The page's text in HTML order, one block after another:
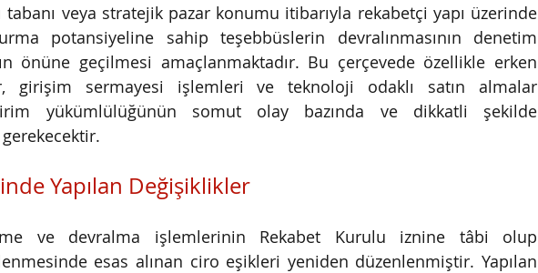
tabanı veya stratejik pazar konumu itibarıyla rekabetçi yapı üzerinde
potansiyeline sahip teşebbüslerin devralınmasının denetim
önüne geçilmesi amaçlanmaktadır. Bu çerçevede özellikle erken
girişim sermayesi işlemleri ve teknoloji odaklı satın almalar
yükümlülüğünün somut olay bazında ve dikkatli şekilde
Yapılan Değişiklikler
ve devralma işlemlerinin Rekabet Kurulu iznine tâbi olup
esas alınan ciro eşikleri yeniden düzenlenmiştir. Yapılan